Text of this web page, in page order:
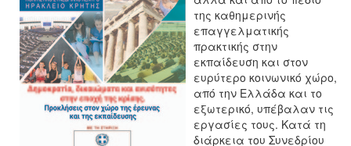
της καθημερινής
επαγγελματικής
πρακτικής στην
εκπαίδευση και στον
ευρύτερο κοινωνικό χώρο,
από την Ελλάδα και το
εξωτερικό, υπέβαλαν τις
εργασίες τους. Κατά τη
διάρκεια του Συνεδρίου